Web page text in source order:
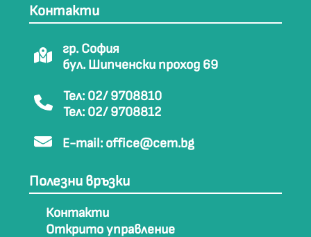
Контакти
гр. София
бул. Шипченски проход 69
Тел: 02/ 9708810
Тел: 02/ 9708812
E-mail: office@cem.bg
Полезни връзки
Контакти
Открито управление